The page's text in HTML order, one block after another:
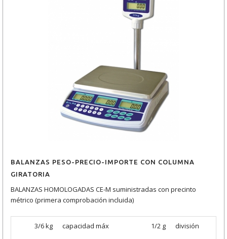
BALANZAS PESO-PRECIO-IMPORTE CON COLUMNA
GIRATORIA
BALANZAS HOMOLOGADAS CE-M suministradas con precinto
métrico (primera comprobación incluida)
3/6 kg capacidad máx 1/2 g división